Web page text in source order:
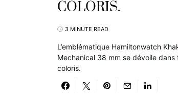
COLORIS.
3 MINUTE READ
L’emblématique Hamiltonwatch
Mechanical 38 mm se dévoile dans
coloris.